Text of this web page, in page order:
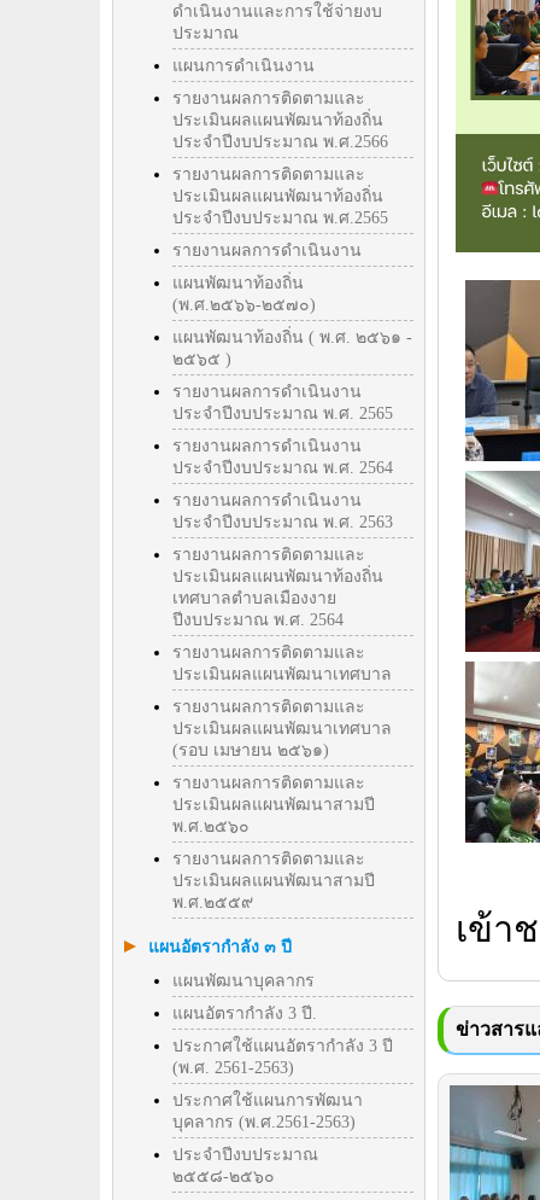
ดำเนินงานและการใช้จ่ายงบ
ประมาณ
แผนการดำเนินงาน
รายงานผลการติดตามและ
ประเมินผลแผนพัฒนาท้องถิ่น
ประจำปีงบประมาณ พ.ศ.2566
รายงานผลการติดตามและ
ประเมินผลแผนพัฒนาท้องถิ่น
ประจำปีงบประมาณ พ.ศ.2565
รายงานผลการดำเนินงาน
แผนพัฒนาท้องถิ่น
(พ.ศ.๒๕๖๖-๒๕๗๐)
แผนพัฒนาท้องถิ่น ( พ.ศ. ๒๕๖๑ -
๒๕๖๕ )
รายงานผลการดำเนินงาน
ประจำปีงบประมาณ พ.ศ. 2565
รายงานผลการดำเนินงาน
ประจำปีงบประมาณ พ.ศ. 2564
รายงานผลการดำเนินงาน
ประจำปีงบประมาณ พ.ศ. 2563
รายงานผลการติดตามและ
ประเมินผลแผนพัฒนาท้องถิ่น
เทศบาลตำบลเมืองงาย
ปีงบประมาณ พ.ศ. 2564
รายงานผลการติดตามและ
ประเมินผลแผนพัฒนาเทศบาล
รายงานผลการติดตามและ
ประเมินผลแผนพัฒนาเทศบาล
(รอบ เมษายน ๒๕๖๑)
รายงานผลการติดตามและ
ประเมินผลแผนพัฒนาสามปี
พ.ศ.๒๕๖๐
รายงานผลการติดตามและ
ประเมินผลแผนพัฒนาสามปี
พ.ศ.๒๕๕๙
แผนอัตรากำลัง ๓ ปี
แผนพัฒนาบุคลากร
แผนอัตรากำลัง 3 ปี.
ประกาศใช้แผนอัตรากำลัง 3 ปี
(พ.ศ. 2561-2563)
ประกาศใช้แผนการพัฒนา
บุคลากร (พ.ศ.2561-2563)
ประจำปีงบประมาณ
๒๕๕๘-๒๕๖๐
เข้า
ข่าวสาร